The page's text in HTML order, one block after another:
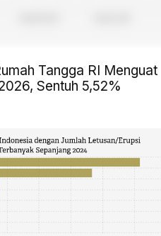
Tangga RI Menguat
Sentuh 5,52%